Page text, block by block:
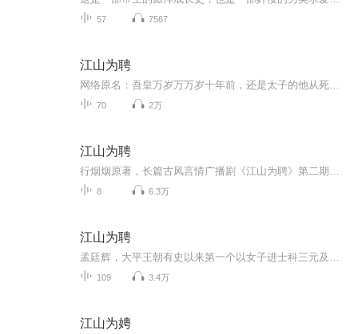
57 7567
江山为聘
70 2万
江山为聘
8 6.3万
江山为聘
109 3.4万
江山为娉